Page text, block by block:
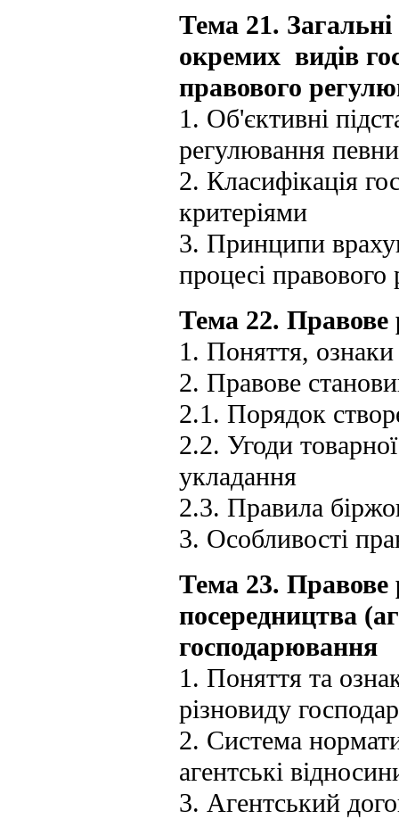
Тема 21.
окремих видів
правового
1. Об'єктивні
регулювання
2. Класифікація
критеріями
3. Принципи
процесі
Тема 22. Правове
1. Поняття,
2. Правове
2.1. Порядок
2.2. Угоди
укладання
2.3. Правила
3. Особливості
Тема 23. Правове
посередництва
господарювання
1. Поняття та
різновиду
2. Система
агентські
3. Агентський